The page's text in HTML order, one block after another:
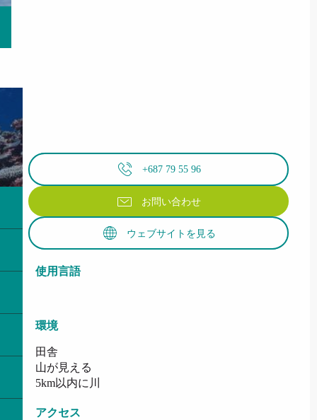
+687 79 55 96
お問い合わせ
ウェブサイトを見る
使用言語
使用言語
環境
環境
田舎
山が見える
5km以内に川
アクセス
アクセス